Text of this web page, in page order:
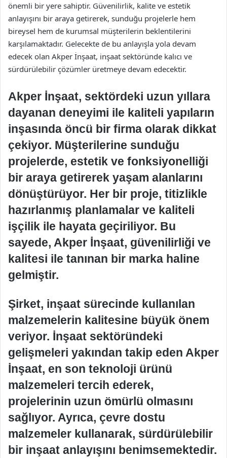
önemli bir yere sahiptir. Güvenilirlik, kalite ve estetik
anlayışını bir araya getirerek, sunduğu projelerle hem
bireysel hem de kurumsal müşterilerin beklentilerini
karşılamaktadır. Gelecekte de bu anlayışla yola devam
edecek olan Akper İnşaat, inşaat sektöründe kalıcı ve
sürdürülebilir çözümler üretmeye devam edecektir.
Akper İnşaat, sektördeki uzun yıllara
dayanan deneyimi ile kaliteli yapıların
inşasında öncü bir firma olarak dikkat
çekiyor. Müşterilerine sunduğu
projelerde, estetik ve fonksiyonelliği
bir araya getirerek yaşam alanlarını
dönüştürüyor. Her bir proje, titizlikle
hazırlanmış planlamalar ve kaliteli
işçilik ile hayata geçiriliyor. Bu
sayede, Akper İnşaat, güvenilirliği ve
kalitesi ile tanınan bir marka haline
gelmiştir.
Şirket, inşaat sürecinde kullanılan
malzemelerin kalitesine büyük önem
veriyor. İnşaat sektöründeki
gelişmeleri yakından takip eden Akper
İnşaat, en son teknoloji ürünü
malzemeleri tercih ederek,
projelerinin uzun ömürlü olmasını
sağlıyor. Ayrıca, çevre dostu
malzemeler kullanarak, sürdürülebilir
bir inşaat anlayışını benimsemektedir.